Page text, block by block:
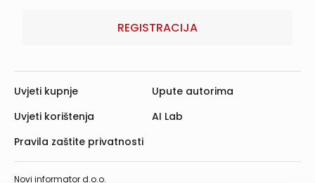
REGISTRACIJA
Novi informator d.o.o.
Uvjeti kupnje
Uvjeti korištenja
Pravila zaštite privatnosti
Upute autorima
AI Lab